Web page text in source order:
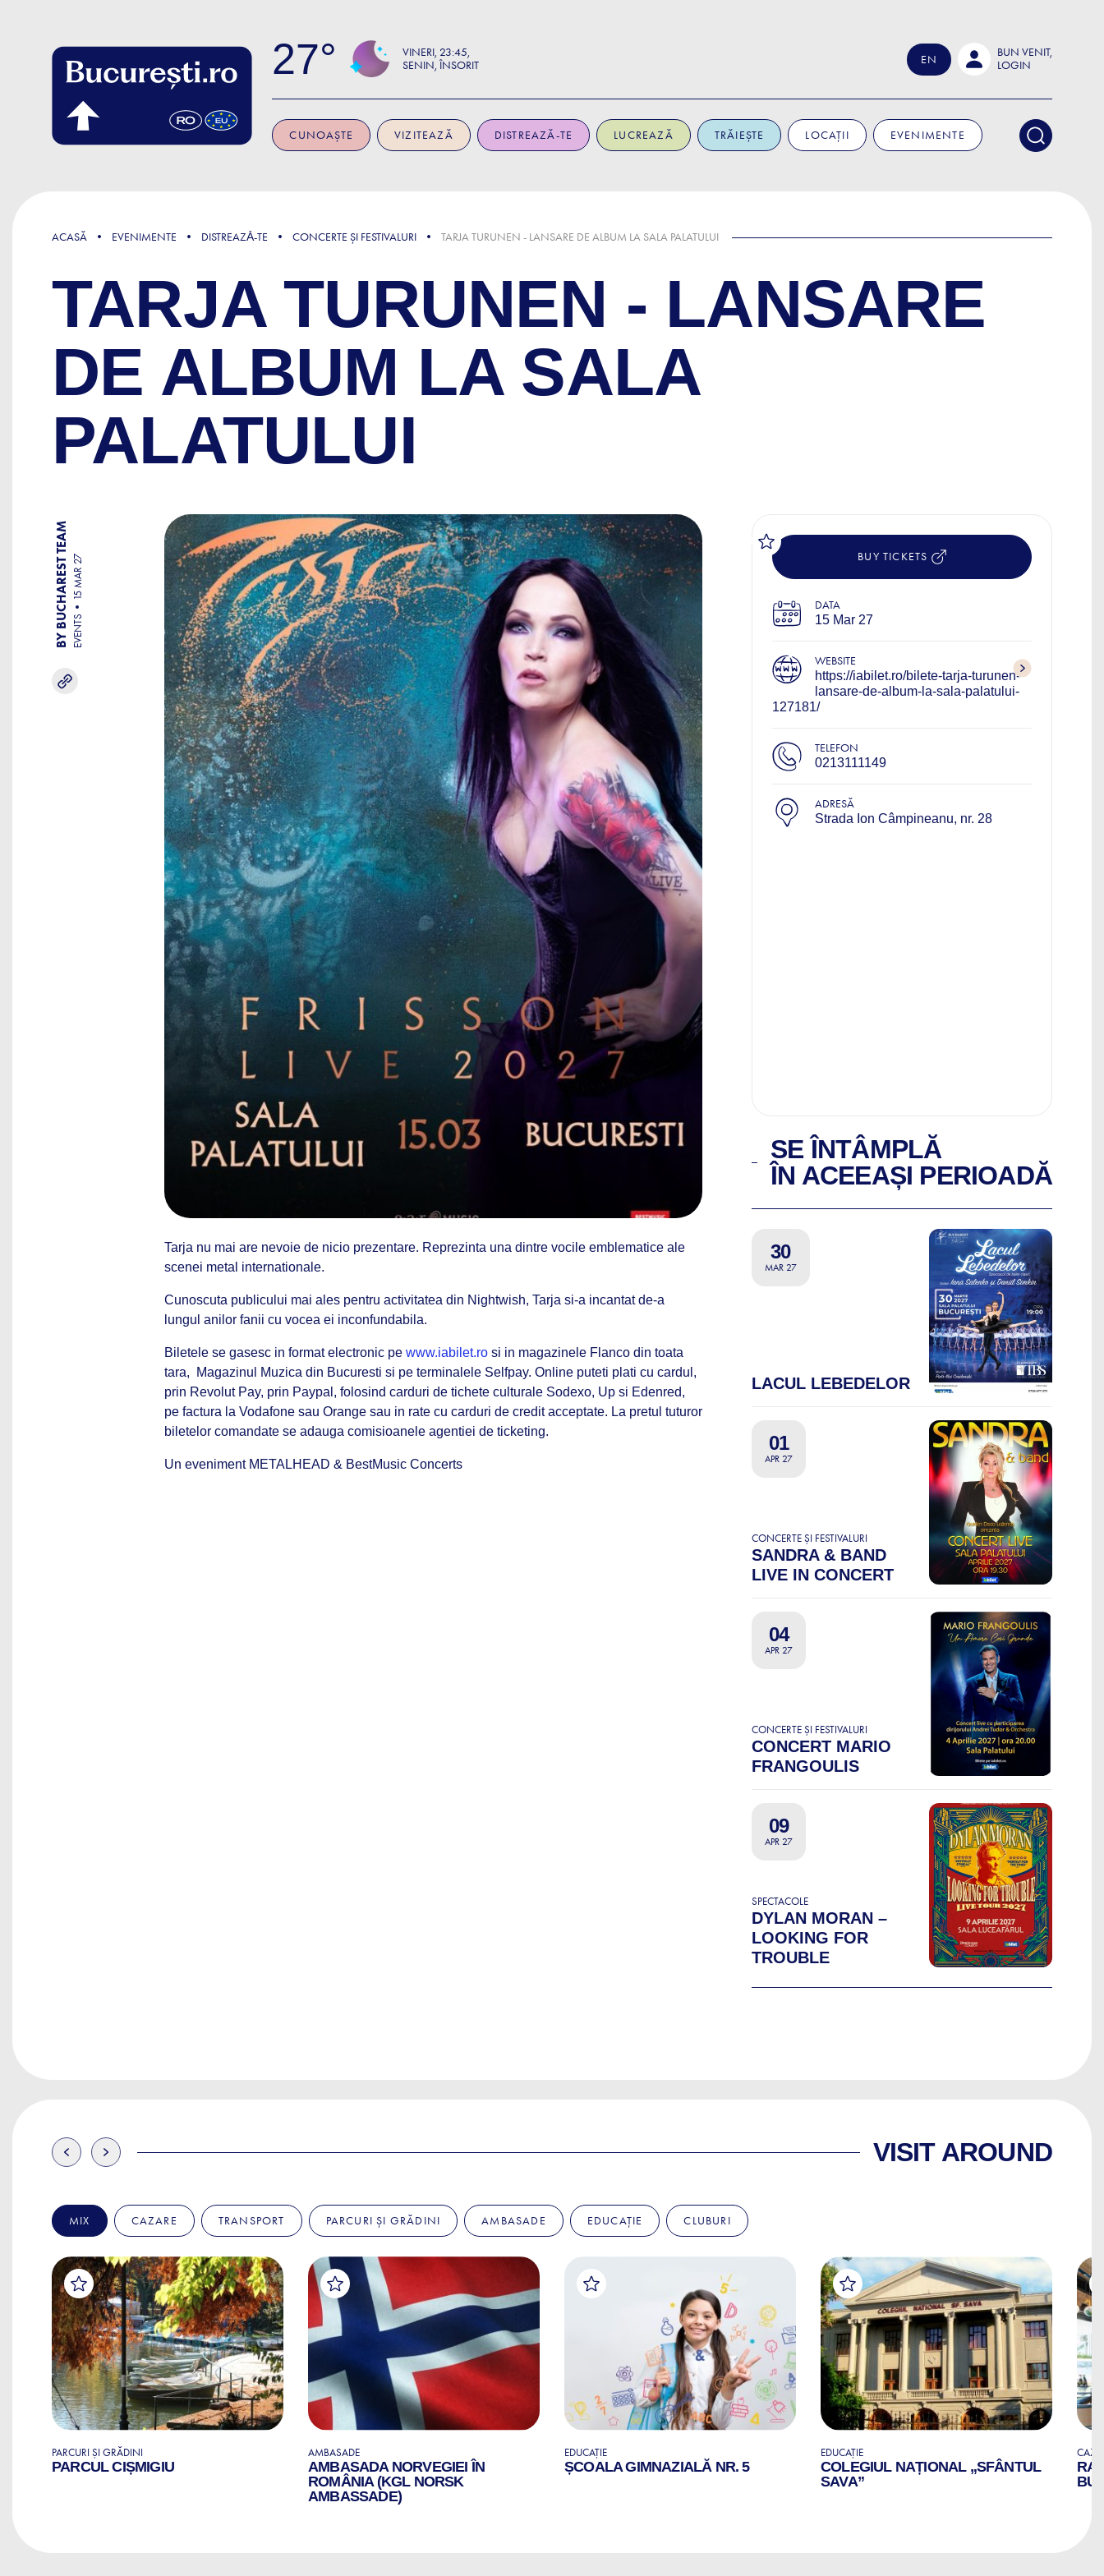
27 VINERI 23:45
SENIN, ÎNSORIT
EN
BUN VENIT,
LOGIN
CUNOAȘTE VIZITEAZĂ DISTREAZĂ-TE LUCREAZĂ TRĂIEȘTE LOCAȚII EVENIMENTE
ACASĂ EVENIMENTE DISTREAZǍ-TE CONCERTE ȘI FESTIVALURI TARJA TURUNEN - LANSARE DE ALBUM LA SALA PALATULUI
TARJA TURUNEN - LANSARE
DE ALBUM LA SALA
PALATULUI
BY BUCHAREST TEAM EVENTS
15 MAR 27
Tarja nu mai are nevoie de nicio prezentare. Reprezinta una dintre vocile emblematice ale
scenei metal internationale.
Cunoscuta publicului mai ales pentru activitatea din Nightwish, Tarja si-a incantat de-a
lungul anilor fanii cu vocea ei inconfundabila.
Biletele se gasesc in format electronic pe www.iabilet.ro si in magazinele Flanco din toata
tara, Magazinul Muzica din Bucuresti si pe terminalele Selfpay. Online puteti plati cu cardul,
prin Revolut Pay, prin Paypal, folosind carduri de tichete culturale Sodexo, Up si Edenred,
pe factura la Vodafone sau Orange sau in rate cu carduri de credit acceptate. La pretul tuturor
biletelor comandate se adauga comisioanele agentiei de ticketing.
Un eveniment METALHEAD & BestMusic Concerts
BUY TICKETS
DATA
15 Mar 27
WEBSITE
https://iabilet.ro/bilete-tarja-turunen-
lansare-de-album-la-sala-palatului-
127181/
TELEFON
0213111149
ADRESĂ
Strada Ion Câmpineanu, nr. 28
SE ÎNTÂMPLĂ
ÎN ACEEAȘI PERIOADĂ
30
MAR 27
LACUL LEBEDELOR
01
APR 27
CONCERTE ȘI FESTIVALURI
SANDRA & BAND
LIVE IN CONCERT
04
APR 27
CONCERTE ȘI FESTIVALURI
CONCERT MARIO
FRANGOULIS
09
APR 27
SPECTACOLE
DYLAN MORAN –
LOOKING FOR
TROUBLE
VISIT AROUND
MIX CAZARE TRANSPORT PARCURI ȘI GRĂDINI AMBASADE EDUCAȚIE CLUBURI
PARCURI ȘI GRĂDINI
PARCUL CIȘMIGIU
AMBASADE
AMBASADA NORVEGIEI ÎN
ROMÂNIA (KGL NORSK
AMBASSADE)
EDUCAȚIE
ȘCOALA GIMNAZIALĂ NR. 5
EDUCAȚIE
COLEGIUL NAȚIONAL „SFÂNTUL
SAVA”